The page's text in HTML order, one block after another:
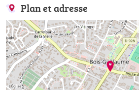
Plan et adresse